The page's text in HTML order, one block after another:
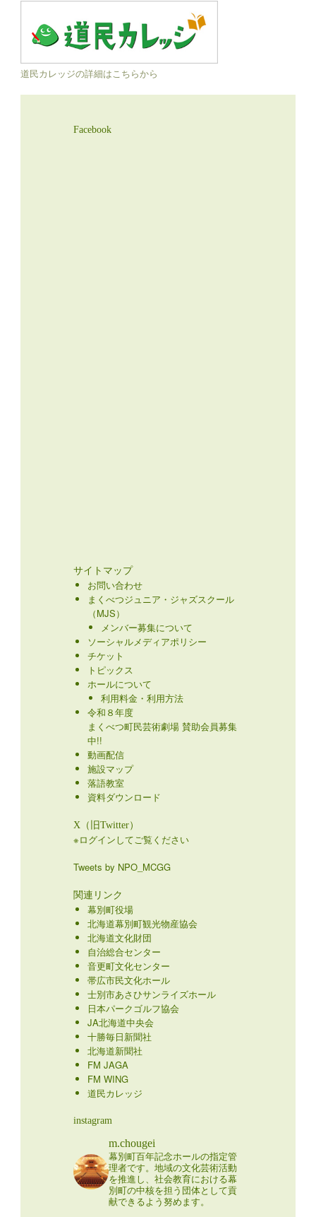
道民カレッジの詳細はこちらから
Facebook
サイトマップ
お問い合わせ
まくべつジュニア・ジャズスクール
（MJS）
メンバー募集について
ソーシャルメディアポリシー
チケット
トピックス
ホールについて
利用料金・利用方法
令和８年度
まくべつ町民芸術劇場 賛助会員募集
中!!
動画配信
施設マップ
落語教室
資料ダウンロード
X（旧Twitter）
※ログインしてご覧ください
Tweets by NPO_MCGG
関連リンク
幕別町役場
北海道幕別町観光物産協会
北海道文化財団
自治総合センター
音更町文化センター
帯広市民文化ホール
士別市あさひサンライズホール
日本パークゴルフ協会
JA北海道中央会
十勝毎日新聞社
北海道新聞社
FM JAGA
FM WING
道民カレッジ
instagram
m.chougei
幕別町百年記念ホールの指定管
理者です。地域の文化芸術活動
を推進し、社会教育における幕
別町の中核を担う団体として貢
献できるよう努めます。